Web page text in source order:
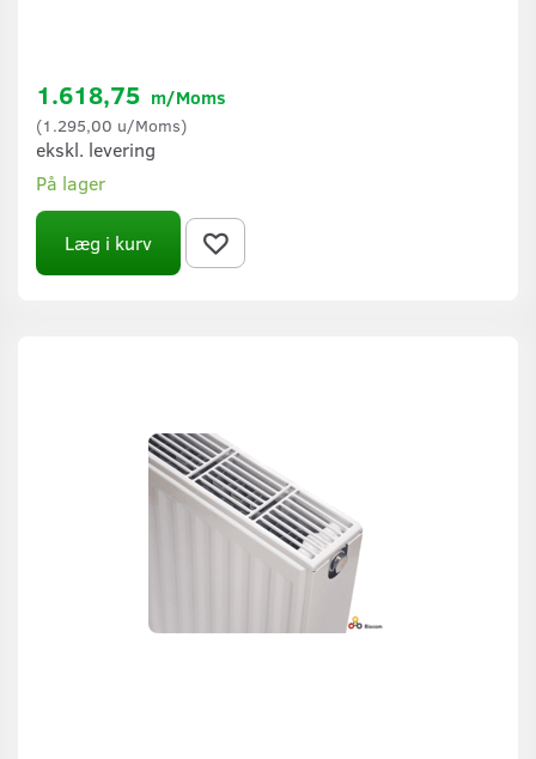
1.618,75 m/Moms
(1.295,00 u/Moms)
ekskl. levering
På lager
Læg i kurv